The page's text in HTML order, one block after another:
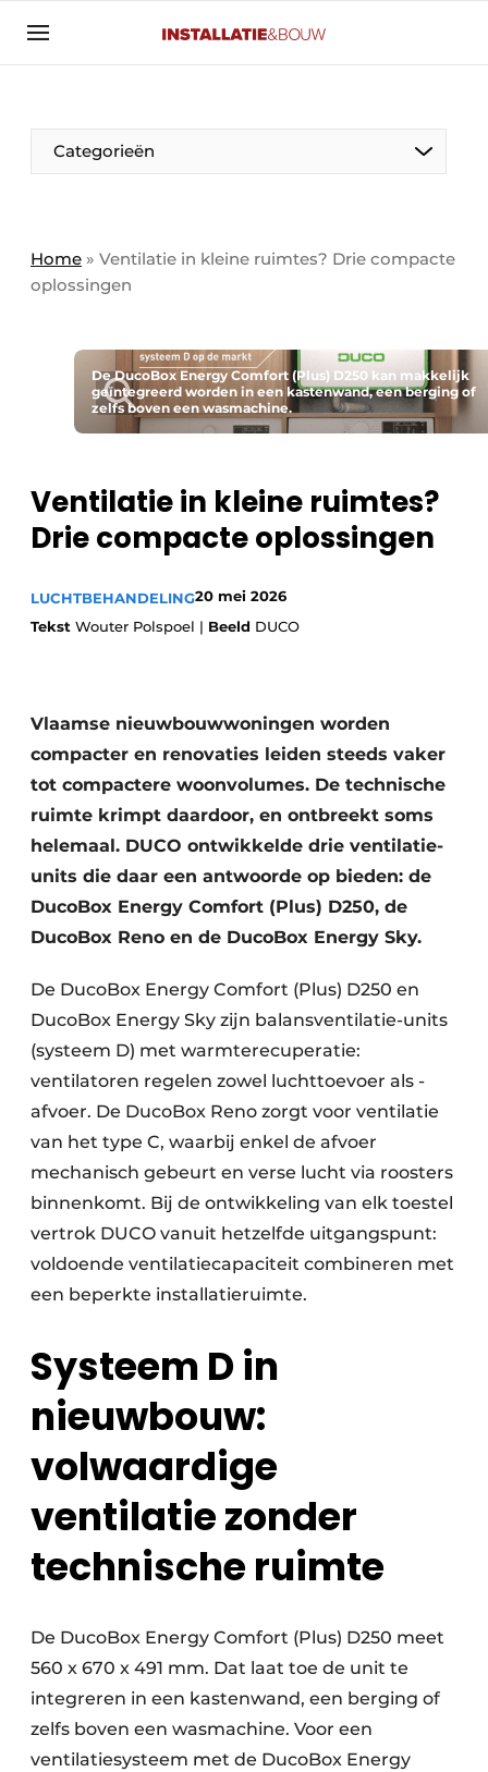
Aanmelden
Banner overzicht
BedrijvenAanmeldenBedankt voor de aanmelding
Contact
Evenement aanmelden
Meest gelezen
Nieuwsbrief
Podcasts
Vacature aanmelden
Vacatures
Categorieën
Panelgesprek
Sanitair
Ventilatie
Warmtepompen
Home » Ventilatie in kleine ruimtes? Drie compacte
oplossingen
De DucoBox Energy Comfort (Plus) D250 kan makkelijk
geïntegreerd worden in een kastenwand, een berging of
zelfs boven een wasmachine.
Ventilatie in kleine ruimtes?
Drie compacte oplossingen
LUCHTBEHANDELING20 mei 2026
Tekst Wouter Polspoel | Beeld DUCO
Vlaamse nieuwbouwwoningen worden
compacter en renovaties leiden steeds vaker
tot compactere woonvolumes. De technische
ruimte krimpt daardoor, en ontbreekt soms
helemaal. DUCO ontwikkelde drie ventilatie-
units die daar een antwoorde op bieden: de
DucoBox Energy Comfort (Plus) D250, de
DucoBox Reno en de DucoBox Energy Sky.
De DucoBox Energy Comfort (Plus) D250 en
DucoBox Energy Sky zijn balansventilatie-units
(systeem D) met warmterecuperatie:
ventilatoren regelen zowel luchttoevoer als -
afvoer. De DucoBox Reno zorgt voor ventilatie
van het type C, waarbij enkel de afvoer
mechanisch gebeurt en verse lucht via roosters
binnenkomt. Bij de ontwikkeling van elk toestel
vertrok DUCO vanuit hetzelfde uitgangspunt:
voldoende ventilatiecapaciteit combineren met
een beperkte installatieruimte.
Systeem D in
nieuwbouw:
volwaardige
ventilatie zonder
technische ruimte
De DucoBox Energy Comfort (Plus) D250 meet
560 x 670 x 491 mm. Dat laat toe de unit te
integreren in een kastenwand, een berging of
zelfs boven een wasmachine. Voor een
ventilatiesysteem met de DucoBox Energy